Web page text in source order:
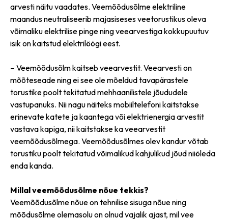
arvesti näitu vaadates. Veemõõdusõlme elektriline
maandus neutraliseerib majasiseses veetorustikus oleva
võimaliku elektrilise pinge ning veearvestiga kokkupuutuv
isik on kaitstud elektrilöögi eest.
– Veemõõdusõlm kaitseb veearvestit. Veearvesti on
mõõteseade ning ei see ole mõeldud tavapärastele
torustike poolt tekitatud mehhaanilistele jõududele
vastupanuks. Nii nagu näiteks mobiiltelefoni kaitstakse
erinevate katete ja kaantega või elektrienergia arvestit
vastava kapiga, nii kaitstakse ka veearvestit
veemõõdusõlmega. Veemõõdusõlmes olev kandur võtab
torustiku poolt tekitatud võimalikud kahjulikud jõud niiöleda
enda kanda.
Millal veemõõdusõlme nõue tekkis?
Veemõõdusõlme nõue on tehnilise sisuga nõue ning
mõõdusõlme olemasolu on olnud vajalik ajast, mil vee